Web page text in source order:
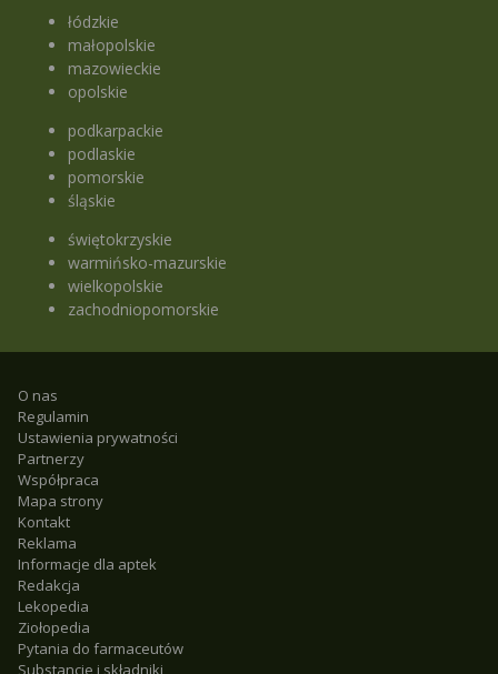
łódzkie
małopolskie
mazowieckie
opolskie
podkarpackie
podlaskie
pomorskie
śląskie
świętokrzyskie
warmińsko-mazurskie
wielkopolskie
zachodniopomorskie
O nas
Regulamin
Ustawienia prywatności
Partnerzy
Współpraca
Mapa strony
Kontakt
Reklama
Informacje dla aptek
Redakcja
Lekopedia
Ziołopedia
Pytania do farmaceutów
Substancje i składniki